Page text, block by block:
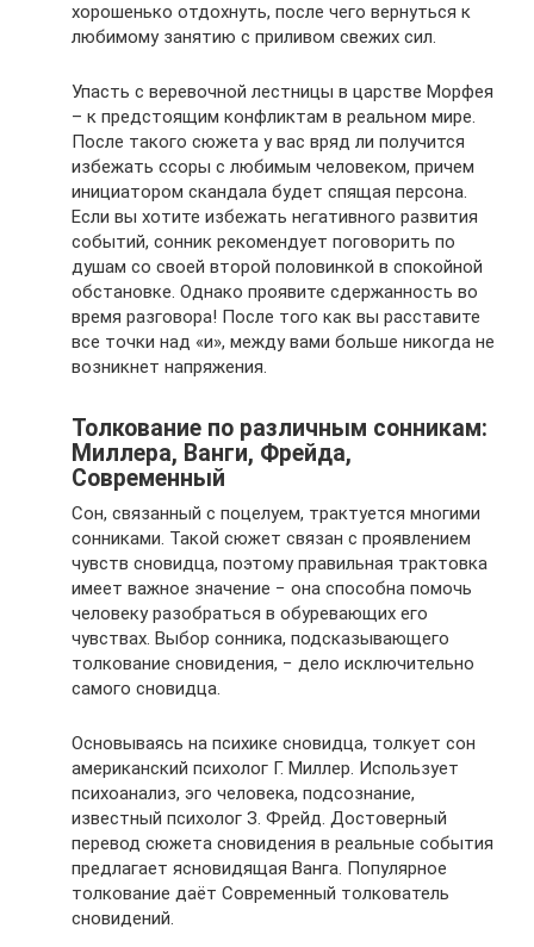
хорошенько отдохнуть, после чего вернуться к
любимому занятию с приливом свежих сил.
Упасть с веревочной лестницы в царстве Морфея
– к предстоящим конфликтам в реальном мире.
После такого сюжета у вас вряд ли получится
избежать ссоры с любимым человеком, причем
инициатором скандала будет спящая персона.
Если вы хотите избежать негативного развития
событий, сонник рекомендует поговорить по
душам со своей второй половинкой в спокойной
обстановке. Однако проявите сдержанность во
время разговора! После того как вы расставите
все точки над «и», между вами больше никогда не
возникнет напряжения.
Толкование по различным сонникам:
Миллера, Ванги, Фрейда,
Современный
Сон, связанный с поцелуем, трактуется многими
сонниками. Такой сюжет связан с проявлением
чувств сновидца, поэтому правильная трактовка
имеет важное значение − она способна помочь
человеку разобраться в обуревающих его
чувствах. Выбор сонника, подсказывающего
толкование сновидения, − дело исключительно
самого сновидца.
Основываясь на психике сновидца, толкует сон
американский психолог Г. Миллер. Использует
психоанализ, эго человека, подсознание,
известный психолог З. Фрейд. Достоверный
перевод сюжета сновидения в реальные события
предлагает ясновидящая Ванга. Популярное
толкование даёт Современный толкователь
сновидений.